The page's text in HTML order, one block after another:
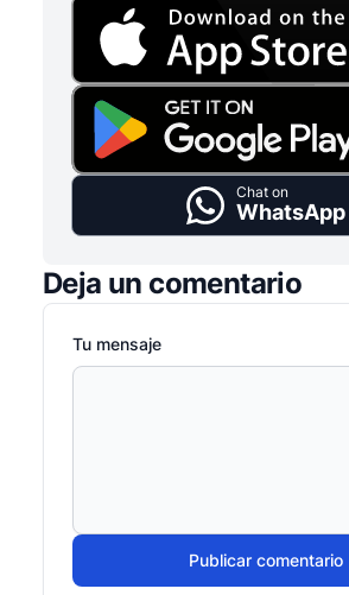
Chat on
WhatsApp
Deja un comentario
Tu mensaje
Publicar comentario